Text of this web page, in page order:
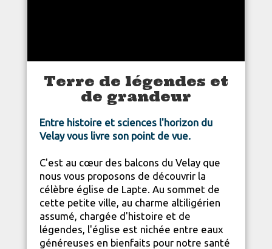
Terre de légendes et
de grandeur
Entre histoire et sciences l'horizon du
Velay vous livre son point de vue.
C'est au cœur des balcons du Velay que
nous vous proposons de découvrir la
célèbre église de Lapte. Au sommet de
cette petite ville, au charme altiligérien
assumé, chargée d'histoire et de
légendes, l'église est nichée entre eaux
généreuses en bienfaits pour notre santé